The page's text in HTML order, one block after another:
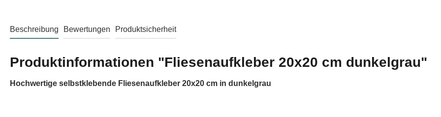
Beschreibung Bewertungen Produktsicherheit
Produktinformationen "Fliesenaufkleber 20x20 cm dunkelgrau"
Hochwertige selbstklebende Fliesenaufkleber 20x20 cm in dunkelgrau